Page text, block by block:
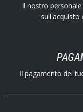
Il nostro
Il pagamento dei